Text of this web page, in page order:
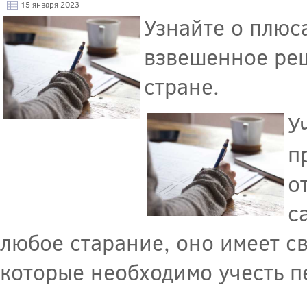
15 января 2023
Узнайте о
взвешенное
стране.
любое старание, оно имеет
которые необходимо учесть